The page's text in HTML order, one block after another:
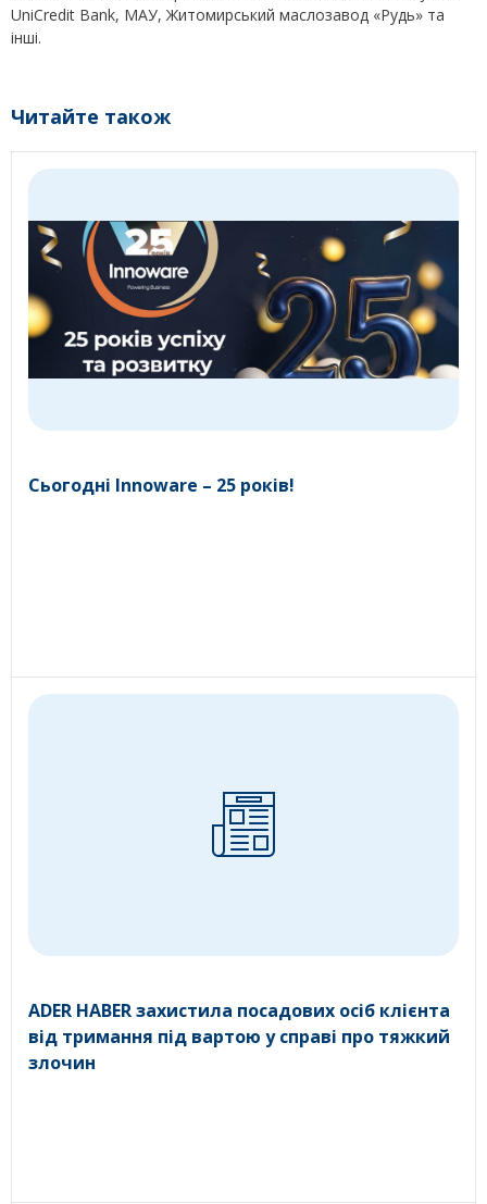
UniCredit Bank, МАУ, Житомирський маслозавод «Рудь» та
інші.
Читайте також
Сьогодні Innoware – 25 років!
ADER HABER захистила посадових осіб клієнта
від тримання під вартою у справі про тяжкий
злочин